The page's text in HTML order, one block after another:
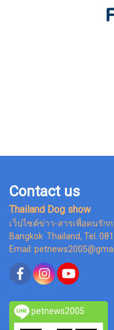
Contact us
Thailand Dog show
เว็ปไซต์ข่าว-สารเพื่อคนรัก
Bangkok Thailand, Tel.
Email:
petnews2005